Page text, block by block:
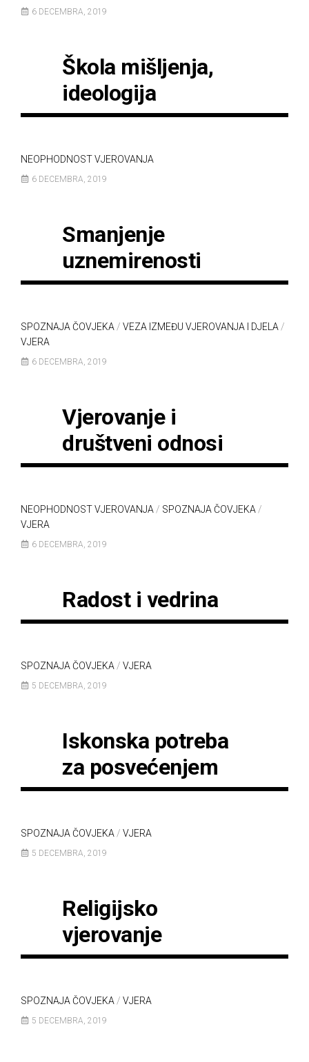
6 DECEMBRA, 2019
Škola mišljenja,
ideologija
NEOPHODNOST VJEROVANJA
6 DECEMBRA, 2019
Smanjenje
uznemirenosti
SPOZNAJA ČOVJEKA / VEZA IZMEĐU VJEROVANJA I DJELA /
VJERA
6 DECEMBRA, 2019
Vjerovanje i
društveni odnosi
NEOPHODNOST VJEROVANJA / SPOZNAJA ČOVJEKA /
VJERA
6 DECEMBRA, 2019
Radost i vedrina
SPOZNAJA ČOVJEKA / VJERA
5 DECEMBRA, 2019
Iskonska potreba
za posvećenjem
SPOZNAJA ČOVJEKA / VJERA
5 DECEMBRA, 2019
Religijsko
vjerovanje
SPOZNAJA ČOVJEKA / VJERA
5 DECEMBRA, 2019